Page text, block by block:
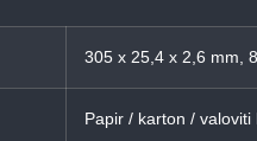
305 x 25,4 x 2,6 mm,
Papir / karton /